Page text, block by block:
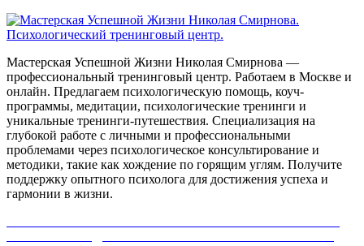
Мастерская Успешной Жизни Николая Смирнова —
профессиональный тренинговый центр. Работаем в Москве и
онлайн. Предлагаем психологическую помощь, коуч-
программы, медитации, психологические тренинги и
уникальные тренинги-путешествия. Специализация на
глубокой работе с личными и профессиональными
проблемами через психологическое консультирование и
методики, такие как хождение по горящим углям. Получите
поддержку опытного психолога для достижения успеха и
гармонии в жизни.